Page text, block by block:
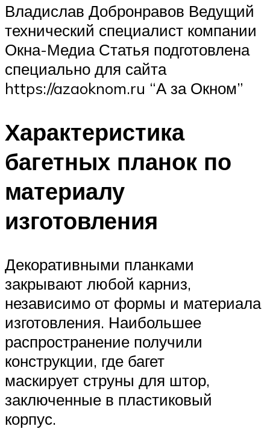
Владислав Добронравов Ведущий
технический специалист компании
Окна-Медиа Статья подготовлена
специально для сайта
https://azaoknom.ru “А за Окном”
Характеристика
багетных планок по
материалу
изготовления
Декоративными планками
закрывают любой карниз,
независимо от формы и материала
изготовления. Наибольшее
распространение получили
конструкции, где багет
маскирует струны для штор,
заключенные в пластиковый
корпус.